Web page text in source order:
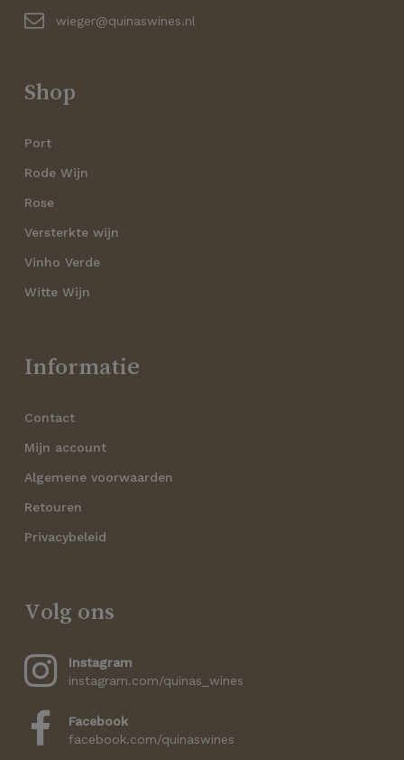
wieger@quinaswines.nl
Shop
Port
Rode Wijn
Rose
Versterkte wijn
Vinho Verde
Witte Wijn
Informatie
Contact
Mijn account
Algemene voorwaarden
Retouren
Privacybeleid
Volg ons
Instagram
instagram.com/quinas_wines
Facebook
facebook.com/quinaswines